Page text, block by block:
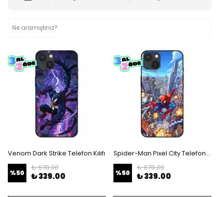
Venom Dark Strike Telefon Kılıfı
%50
₺ 678.00
₺ 339.00
Spider-Man Pixel City Telefon Kılıfı
%50
₺ 678.00
₺ 339.00